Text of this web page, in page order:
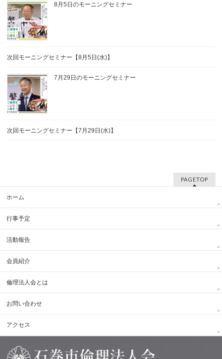
8月5日のモーニングセミナー
次回モーニングセミナー【8月5日(水)】
7月29日のモーニングセミナー
次回モーニングセミナー【7月29日(水)】
PAGETOP
ホーム
行事予定
活動報告
会員紹介
倫理法人会とは
お問い合わせ
アクセス